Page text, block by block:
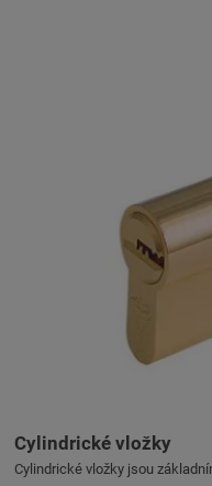
Cylindrické vložky
Cylindrické vložky jsou